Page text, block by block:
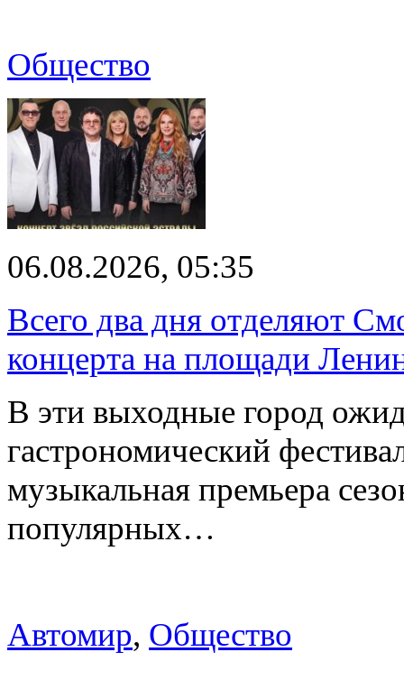
Общество
06.08.2026, 05:35
Всего два дня отделяют
концерта на площади
В эти выходные город
гастрономический
музыкальная премьера
популярных…
Автомир, Общество